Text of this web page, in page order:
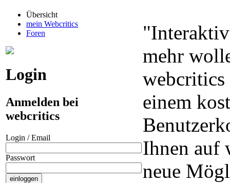
Übersicht
mein Webcritics
Foren
Login
Anmelden bei
webcritics
Login / Email
Passwort
mehr
einem
Ihnen auf
neue